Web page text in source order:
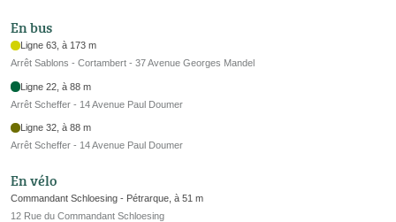
En bus
Ligne 63, à 173 m
Arrêt Sablons - Cortambert - 37 Avenue Georges Mandel
Ligne 22, à 88 m
Arrêt Scheffer - 14 Avenue Paul Doumer
Ligne 32, à 88 m
Arrêt Scheffer - 14 Avenue Paul Doumer
En vélo
Commandant Schloesing - Pétrarque, à 51 m
12 Rue du Commandant Schloesing